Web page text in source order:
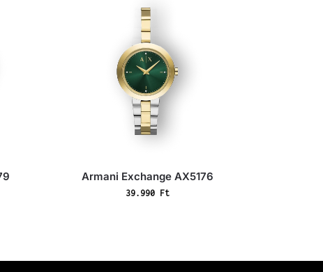
Armani Exchange AX5176
39.990 Ft